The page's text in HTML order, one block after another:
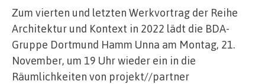
Zum vierten und letzten Werkvortrag der Reihe
Architektur und Kontext in 2022 lädt die BDA-
Gruppe Dortmund Hamm Unna am Montag, 21.
November, um 19 Uhr wieder ein in die
Räumlichkeiten von projekt//partner